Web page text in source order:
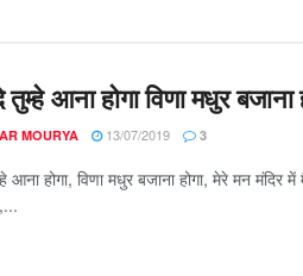
तुम्हे आना होगा विणा मधुर
MOURYA 13/07/2019 3
आना होगा, विणा मधुर बजाना होगा, मेरे मन मंदिर